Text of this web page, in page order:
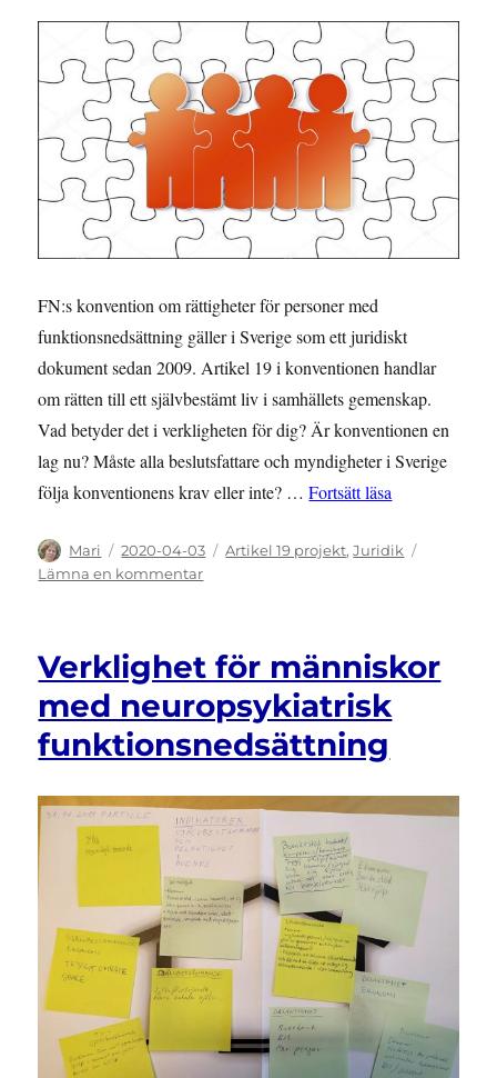
FN:s konvention om rättigheter för personer med
funktionsnedsättning gäller i Sverige som ett juridiskt
dokument sedan 2009. Artikel 19 i konventionen handlar
om rätten till ett självbestämt liv i samhällets gemenskap.
Vad betyder det i verkligheten för dig? Är konventionen en
lag nu? Måste alla beslutsfattare och myndigheter i Sverige
följa konventionens krav eller inte? …Fortsätt läsa
Författare
Mari
Publicerat
den
2020-04-03 Kategorier
Artikel 19 projekt,Juridik
Lämna en kommentartill
i
samhällsgemenskapen
–
studiematerial
för
Verklighet för människor
med neuropsykiatrisk
funktionsnedsättning